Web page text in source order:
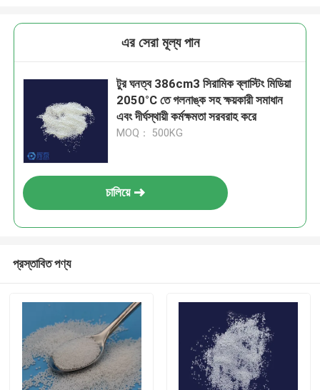
এর সেরা মূল্য পান
টুর ঘনত্ব 386cm3 সিরামিক ব্লাস্টিং মিডিয়া
2050°C তে গলনাঙ্ক সহ ক্ষয়কারী সমাধান
এবং দীর্ঘস্থায়ী কর্মক্ষমতা সরবরাহ করে
MOQ： 500KG
চালিয়ে
প্রস্তাবিত পণ্য